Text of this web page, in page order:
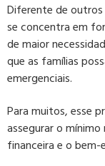
Diferente de outros
se concentra em
de maior
que as famílias
emergenciais.
Para muitos, esse
assegurar o
financeira e o